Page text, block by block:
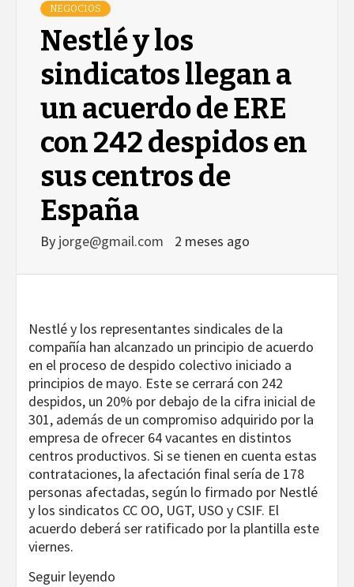
NEGOCIOS
Nestlé y los
sindicatos llegan a
un acuerdo de ERE
con 242 despidos en
sus centros de
España
By jorge@gmail.com 2 meses ago
Nestlé y los representantes sindicales de la
compañía han alcanzado un principio de acuerdo
en el proceso de despido colectivo iniciado a
principios de mayo. Este se cerrará con 242
despidos, un 20% por debajo de la cifra inicial de
301, además de un compromiso adquirido por la
empresa de ofrecer 64 vacantes en distintos
centros productivos. Si se tienen en cuenta estas
contrataciones, la afectación final sería de 178
personas afectadas, según lo firmado por Nestlé
y los sindicatos CC OO, UGT, USO y CSIF. El
acuerdo deberá ser ratificado por la plantilla este
viernes.
Seguir leyendo